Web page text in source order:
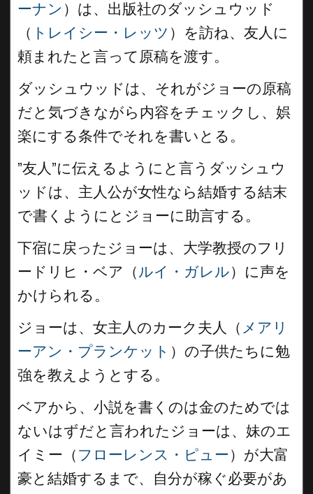
ーナン ）は、出版社のダッシュウッド
（ トレイシー・レッツ ）を訪ね、友人に
頼まれたと言って原稿を渡す。
ダッシュウッドは、それがジョーの原稿
だと気づきながら内容をチェックし、娯
楽にする条件でそれを書いとる。
”友人”に伝えるようにと言うダッシュウ
ッドは、主人公が女性なら結婚する結末
で書くようにとジョーに助言する。
下宿に戻ったジョーは、大学教授のフリ
ードリヒ・ベア（ルイ・ガレル）に声を
かけられる。
ジョーは、女主人のカーク夫人（ メアリ
ーアン・プランケット ）の子供たちに勉
強を教えようとする。
ベアから、小説を書くのは金のためでは
ないはずだと言われたジョーは、妹のエ
イミー（ フローレンス・ピュー）が大富
豪と結婚するまで、自分が稼ぐ必要があ